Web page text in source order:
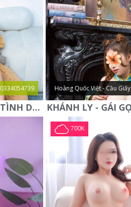
0334054739
QUỲNH NGA - ĐAM MÊ TÌNH DỤC - CHUYÊN KHOA KÈN SÁO - ĐIỆN
Hoàng Quốc Việt - Cầu Giấy
700K